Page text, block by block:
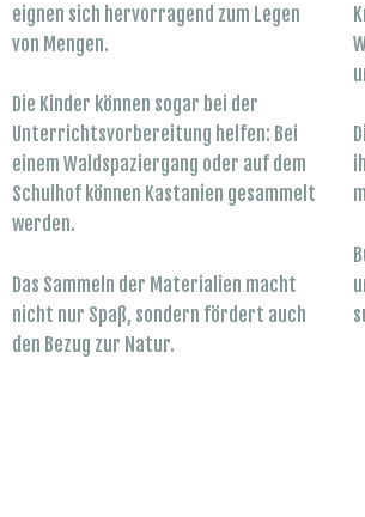
eignen sich hervorragend zum Legen
von Mengen.
Die Kinder können sogar bei der
Unterrichtsvorbereitung helfen: Bei
einem Waldspaziergang oder auf dem
Schulhof können Kastanien gesammelt
werden.
Das Sammeln der Materialien macht
nicht nur Spaß, sondern fördert auch
den Bezug zur Natur.